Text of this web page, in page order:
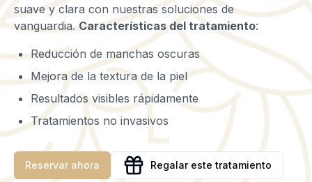
suave y clara con nuestras soluciones de
vanguardia. Características del tratamiento:
Reducción de manchas oscuras
Mejora de la textura de la piel
Resultados visibles rápidamente
Tratamientos no invasivos
Reservar ahora Regalar este tratamiento